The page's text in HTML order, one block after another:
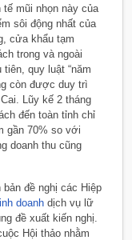
tế mũi nhọn này của
sôi động nhất của
cửa khẩu tạm
trong và ngoài
quy luật “năm
còn được duy trì
Lũy kế 2 tháng
đến toàn tỉnh chỉ
gần 70% so với
doanh thu cũng
bản đề nghị các Hiệp
doanh dịch vụ lữ
đề xuất kiến nghị.
Hội thảo nhằm